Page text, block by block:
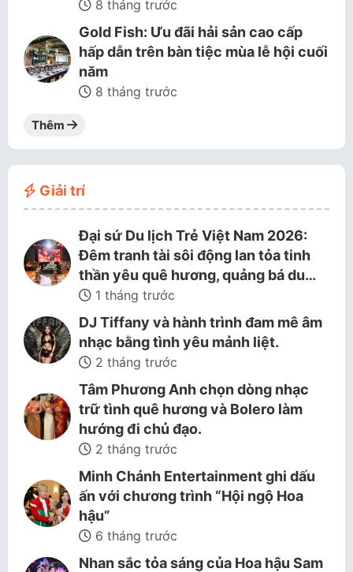
8 tháng trước
Gold Fish: Ưu đãi hải sản cao cấp
hấp dẫn trên bàn tiệc mùa lễ hội cuối
năm
8 tháng trước
Thêm
Giải trí
Đại sứ Du lịch Trẻ Việt Nam 2026:
Đêm tranh tài sôi động lan tỏa tinh
thần yêu quê hương, quảng bá du…
1 tháng trước
DJ Tiffany và hành trình đam mê âm
nhạc bằng tình yêu mảnh liệt.
2 tháng trước
Tâm Phương Anh chọn dòng nhạc
trữ tình quê hương và Bolero làm
hướng đi chủ đạo.
2 tháng trước
Minh Chánh Entertainment ghi dấu
ấn với chương trình “Hội ngộ Hoa
hậu”
6 tháng trước
Nhan sắc tỏa sáng của Hoa hậu Sam